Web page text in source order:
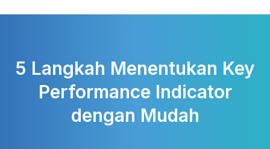
5 Langkah Menentukan Key
Performance Indicator
dengan Mudah